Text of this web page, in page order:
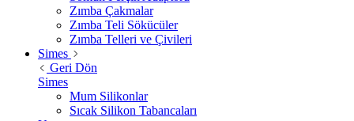
Zımba Çakmalar
Zımba Teli Sökücüler
Zımba Telleri ve Çivileri
Simes
Geri Dön
Simes
Mum Silikonlar
Sıcak Silikon Tabancaları